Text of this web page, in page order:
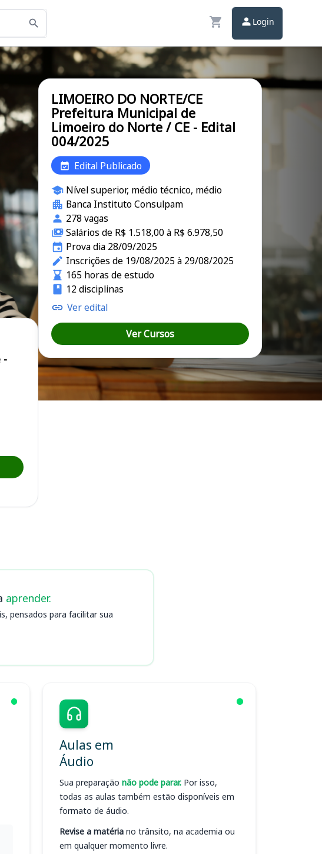
Login
-
LIMOEIRO DO NORTE/CE
Prefeitura Municipal de
Limoeiro do Norte / CE - Edital
004/2025
Edital Publicado
Nível superior, médio técnico, médio
Banca Instituto Consulpam
278 vagas
Salários de R$ 1.518,00 à R$ 6.978,50
Prova dia 28/09/2025
Inscrições de 19/08/2025 à 29/08/2025
165 horas de estudo
12 disciplinas
Ver edital
Ver Cursos
aprender.
pensados para facilitar sua
Aulas em
Áudio
Sua preparação não pode parar. Por isso,
todas as aulas também estão disponíveis em
formato de áudio.
Revise a matéria no trânsito, na academia ou
em qualquer momento livre.